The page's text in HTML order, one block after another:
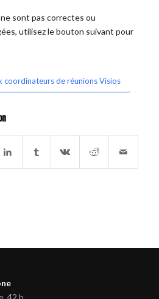
sont pas correctes ou
utilisez le bouton suivant pour
coordinateurs de réunions Visios
42 b